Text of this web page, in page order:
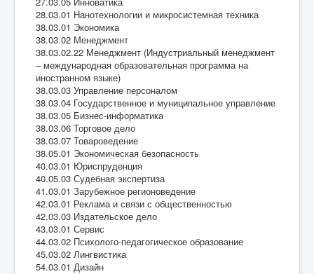
28.03.01 Нанотехнологии и микросистемная техника
38.03.01 Экономика
38.03.02 Менеджмент
38.03.02.22 Менеджмент (Индустриальный менеджмент
– международная образовательная программа на
иностранном языке)
38.03.03 Управление персоналом
38.03.04 Государственное и муниципальное управление
38.03.05 Бизнес-информатика
38.03.06 Торговое дело
38.03.07 Товароведение
38.05.01 Экономическая безопасность
40.03.01 Юриспруденция
40.05.03 Судебная экспертиза
41.03.01 Зарубежное регионоведение
42.03.01 Реклама и связи с общественностью
42.03.03 Издательское дело
43.03.01 Сервис
44.03.02 Психолого-педагогическое образование
45.03.02 Лингвистика
54.03.01 Дизайн